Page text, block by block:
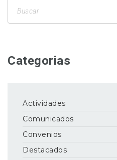
Categorias
Actividades
Comunicados
Convenios
Destacados